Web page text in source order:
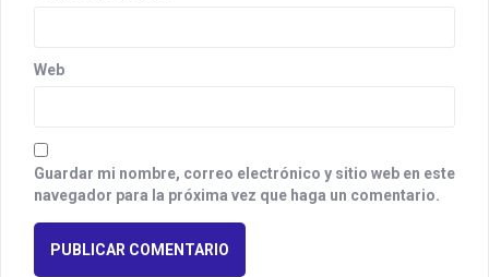
Web
Guardar mi nombre, correo electrónico y sitio web en este
navegador para la próxima vez que haga un comentario.